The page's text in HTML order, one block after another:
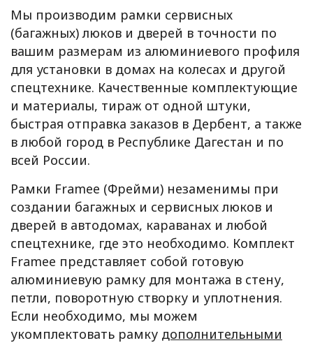
Мы производим рамки сервисных
(багажных) люков и дверей в точности по
вашим размерам из алюминиевого профиля
для установки в домах на колесах и другой
спецтехнике. Качественные комплектующие
и материалы, тираж от одной штуки,
быстрая отправка заказов в Дербент, а также
в любой город в Республике Дагестан и по
всей России.
Рамки Framee (Фрейми) незаменимы при
создании багажных и сервисных люков и
дверей в автодомах, караванах и любой
спецтехнике, где это необходимо. Комплект
Framee представляет собой готовую
алюминиевую рамку для монтажа в стену,
петли, поворотную створку и уплотнения.
Если необходимо, мы можем
укомплектовать рамку дополнительными